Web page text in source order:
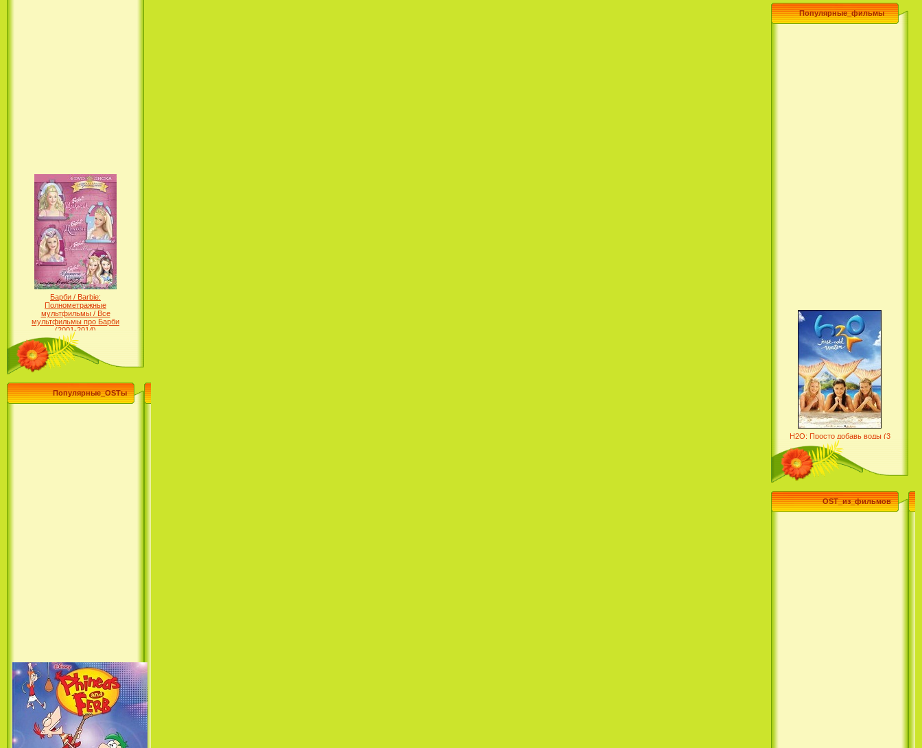
Барби / Barbie:
Полнометражные
мультфильмы / Все
мультфильмы про Барби
(2001-2014)
Фархат: Принц Персии /
Farhat: The Prince of the
Популярные_OSTы
Семейка Крудс / The Croods
(2013)
Эпик / Epic (2013)
Популярные_фильмы
H2O: Просто добавь воды (3
Сезон) / H2O: Just Add Water
(3 Season) (сериал)
OST_из_фильмов